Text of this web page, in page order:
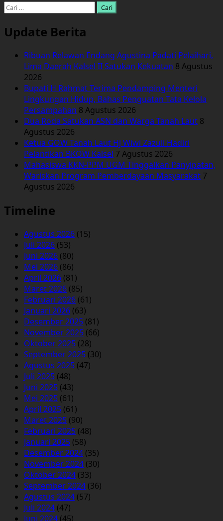
Cari
Update Berita
Ribuan Relawan Endang Agustina Padati Pelaihari,
Lima Daerah Kalsel II Satukan Kekuatan 8 Agustus
2026
Bupati H Rahmat Terima Pendamping Menteri
Lingkungan Hidup, Bahas Penguatan Tata Kelola
Persampahan 8 Agustus 2026
Dua Roda Satukan ASN dan Warga Tanah Laut 8
Agustus 2026
Ketua GOW Tanah Laut Hj Wiwi Zazuli Hadiri
Pelantikan BKOW Kalsel 7 Agustus 2026
Mahasiswa KKN-PPM UGM Tinggalkan Panyipatan,
Wariskan Program Pemberdayaan Masyarakat 7
Agustus 2026
Timeline
Agustus 2026 (15)
Juli 2026 (53)
Juni 2026 (80)
Mei 2026 (86)
April 2026 (81)
Maret 2026 (85)
Februari 2026 (61)
Januari 2026 (63)
Desember 2025 (81)
November 2025 (66)
Oktober 2025 (28)
September 2025 (30)
Agustus 2025 (47)
Juli 2025 (48)
Juni 2025 (43)
Mei 2025 (61)
April 2025 (61)
Maret 2025 (90)
Februari 2025 (48)
Januari 2025 (58)
Desember 2024 (35)
November 2024 (30)
Oktober 2024 (33)
September 2024 (36)
Agustus 2024 (57)
Juli 2024 (47)
Juni 2024 (45)